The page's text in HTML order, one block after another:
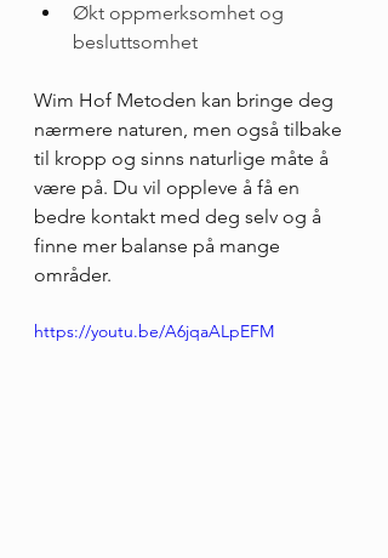
Økt oppmerksomhet og
besluttsomhet
Wim Hof Metoden kan bringe deg
nærmere naturen, men også tilbake
til kropp og sinns naturlige måte å
være på. Du vil oppleve å få en
bedre kontakt med deg selv og å
finne mer balanse på mange
områder.
https://youtu.be/A6jqaALpEFM